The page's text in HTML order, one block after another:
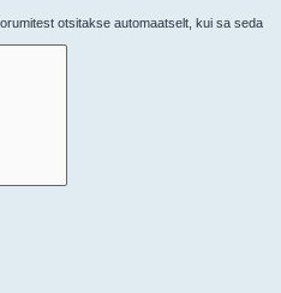
otsitakse automaatselt, kui sa seda